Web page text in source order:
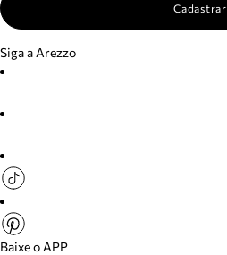
Cadastrar
Siga a Arezzo
Baixe o APP